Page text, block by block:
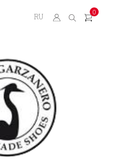
RU 0